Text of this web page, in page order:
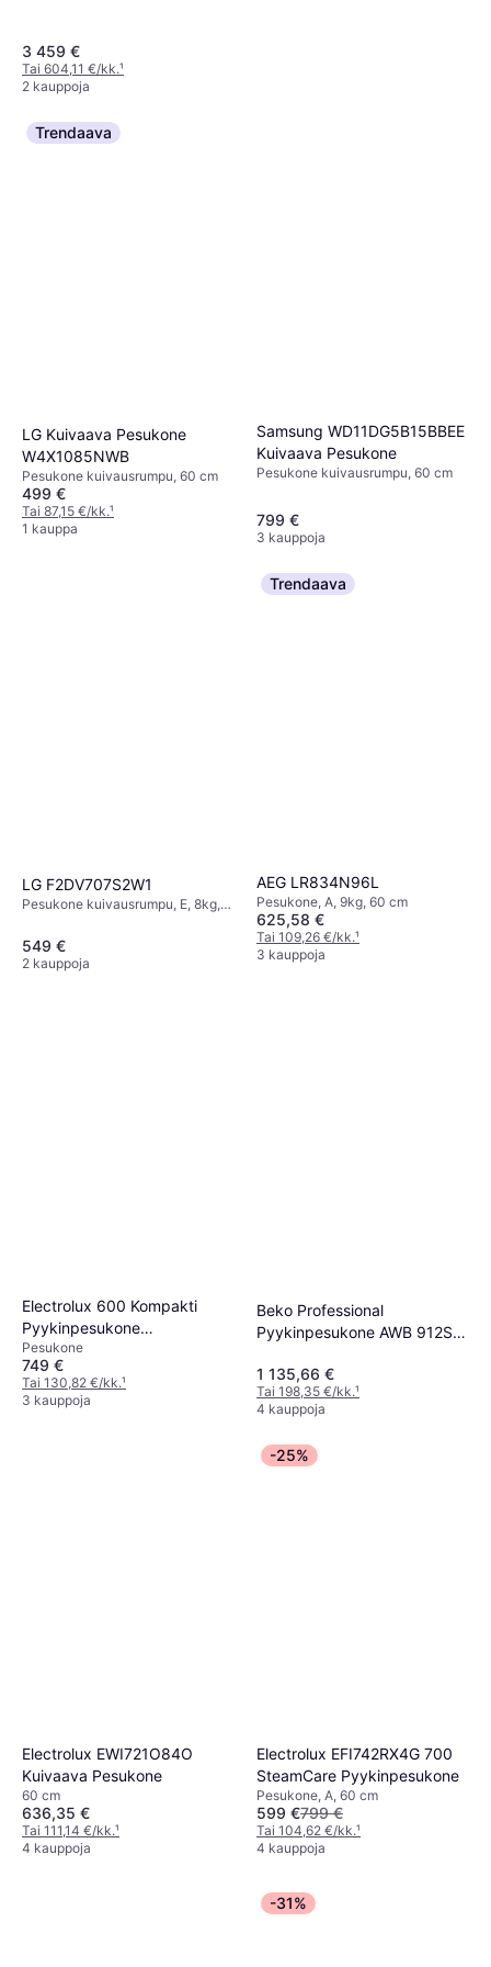
3 459 €
Tai 604,11 €/kk.¹
2 kauppoja
Trendaava
LG Kuivaava Pesukone
W4X1085NWB
Pesukone kuivausrumpu, 60 cm
499 €
Tai 87,15 €/kk.¹
1 kauppa
Samsung WD11DG5B15BBEE
Kuivaava Pesukone
Pesukone kuivausrumpu, 60 cm
799 €
3 kauppoja
LG F2DV707S2W1
Pesukone kuivausrumpu, E, 8kg,
549 €
2 kauppoja
Trendaava
AEG LR834N96L
Pesukone, A, 9kg, 60 cm
625,58 €
Tai 109,26 €/kk.¹
3 kauppoja
Electrolux 600 Kompakti
Pyykinpesukone
EW6S662G38
Pesukone
749 €
Tai 130,82 €/kk.¹
3 kauppoja
Beko Professional
Pyykinpesukone AWB 912S
1 135,66 €
Tai 198,35 €/kk.¹
4 kauppoja
Electrolux EWI721O84O
Kuivaava Pesukone
60 cm
636,35 €
Tai 111,14 €/kk.¹
4 kauppoja
-25%
Electrolux EFI742RX4G 700
SteamCare Pyykinpesukone
Pesukone, A, 60 cm
599 €799 €
Tai 104,62 €/kk.¹
4 kauppoja
-31%